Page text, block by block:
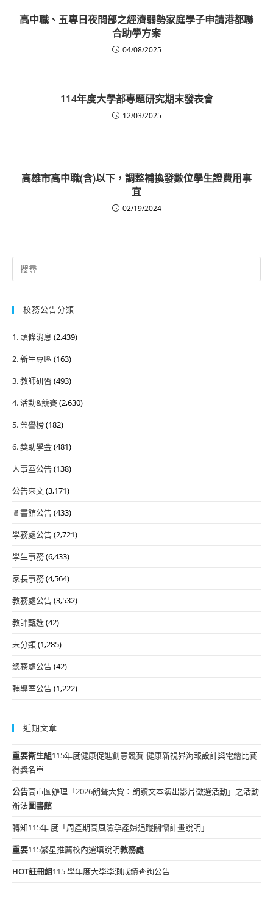
高中職、五專日夜間部之經濟弱勢家庭學子申請港都聯
合助學方案
04/08/2025
114年度大學部專題研究期末發表會
12/03/2025
高雄市高中職(含)以下，調整補換發數位學生證費用事
宜
02/19/2024
Search
for:
校務公告分類
1. 頭條消息 (2,439)
2. 新生專區 (163)
3. 教師研習 (493)
4. 活動&競賽(2,630)
5. 榮譽榜(182)
6. 獎助學金(481)
人事室公告(138)
公告來文(3,171)
圖書館公告(433)
學務處公告(2,721)
學生事務(6,433)
家長事務(4,564)
教務處公告(3,532)
教師甄選(42)
未分類(1,285)
總務處公告(42)
輔導室公告(1,222)
近期文章
重要衛生組115年度健康促進創意競賽-健康新視界海報設計與電繪比賽
得獎名單
公告高市圖辦理「2026朗聲大賞：朗讀文本演出影片徵選活動」之活動
辦法圖書館
轉知115年 度「周產期高風險孕產婦追蹤關懷計畫說明」
重要115繁星推薦校內選填說明教務處
HOT註冊組115 學年度大學學測成績查詢公告